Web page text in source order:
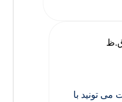
می تونید با